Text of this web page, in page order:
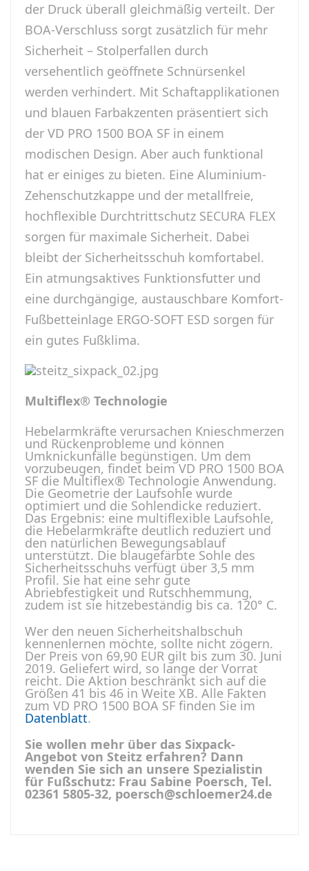
der Druck überall gleichmäßig verteilt. Der
BOA-Verschluss sorgt zusätzlich für mehr
Sicherheit – Stolperfallen durch
versehentlich geöffnete Schnürsenkel
werden verhindert. Mit Schaftapplikationen
und blauen Farbakzenten präsentiert sich
der VD PRO 1500 BOA SF in einem
modischen Design. Aber auch funktional
hat er einiges zu bieten. Eine Aluminium-
Zehenschutzkappe und der metallfreie,
hochflexible Durchtrittschutz SECURA FLEX
sorgen für maximale Sicherheit. Dabei
bleibt der Sicherheitsschuh komfortabel.
Ein atmungsaktives Funktionsfutter und
eine durchgängige, austauschbare Komfort-
Fußbetteinlage ERGO-SOFT ESD sorgen für
ein gutes Fußklima.
Multiflex® Technologie
Hebelarmkräfte verursachen Knieschmerzen
und Rückenprobleme und können
Umknickunfälle begünstigen. Um dem
vorzubeugen, findet beim VD PRO 1500 BOA
SF die Multiflex® Technologie Anwendung.
Die Geometrie der Laufsohle wurde
optimiert und die Sohlendicke reduziert.
Das Ergebnis: eine multiflexible Laufsohle,
die Hebelarmkräfte deutlich reduziert und
den natürlichen Bewegungsablauf
unterstützt. Die blaugefärbte Sohle des
Sicherheitsschuhs verfügt über 3,5 mm
Profil. Sie hat eine sehr gute
Abriebfestigkeit und Rutschhemmung,
zudem ist sie hitzebeständig bis ca. 120° C.
Wer den neuen Sicherheitshalbschuh
kennenlernen möchte, sollte nicht zögern.
Der Preis von 69,90 EUR gilt bis zum 30. Juni
2019. Geliefert wird, so lange der Vorrat
reicht. Die Aktion beschränkt sich auf die
Größen 41 bis 46 in Weite XB. Alle Fakten
zum VD PRO 1500 BOA SF finden Sie im
Datenblatt.
Sie wollen mehr über das Sixpack-
Angebot von Steitz erfahren? Dann
wenden Sie sich an unsere Spezialistin
für Fußschutz: Frau Sabine Poersch, Tel.
02361 5805-32, poersch@schloemer24.de